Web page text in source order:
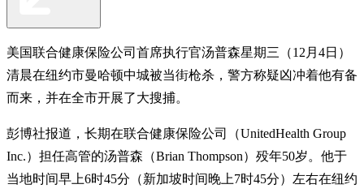
美国联合健康保险公司首席执行官汤普森星期三（12月4日）
清晨在纽约市曼哈顿中城被当街枪杀，警方称疑凶冲着他有备
而来，并在全市开展了大搜捕。
彭博社报道，长期在联合健康保险公司（UnitedHealth Group
Inc.）担任高管的汤普森（Brian Thompson）殁年50岁。他于
当地时间早上6时45分（新加坡时间晚上7时45分）左右在纽约